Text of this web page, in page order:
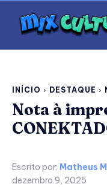
INÍCIO DESTAQUE
Nota à
Escrito por: Matheus
dezembro 9, 2025